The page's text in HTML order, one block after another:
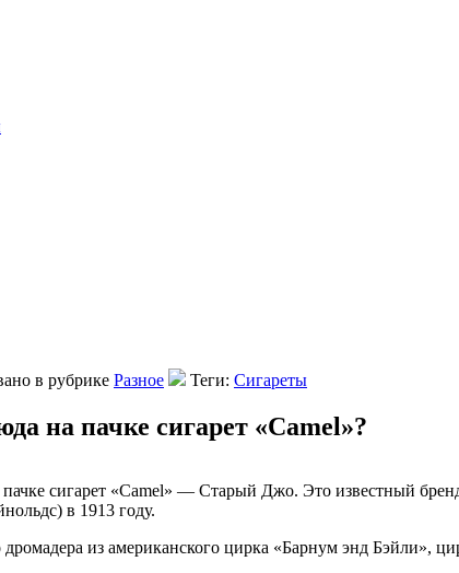
в рубрике Разное Теги: Сигареты
на пачке сигарет «Camel»?
сигарет «Camel» — Старый Джо. Это известный
в 1913 году.
из американского цирка «Барнум энд Бэйли»,